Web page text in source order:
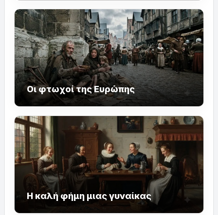
Οι φτωχοί της Ευρώπης
Η καλή φήμη μιας γυναίκας